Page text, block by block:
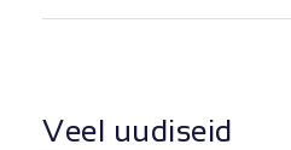
Veel uudiseid